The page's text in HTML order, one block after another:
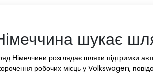
шукає
Німеччини розглядає шляхи підтримки
робочих місць у Volkswagen,